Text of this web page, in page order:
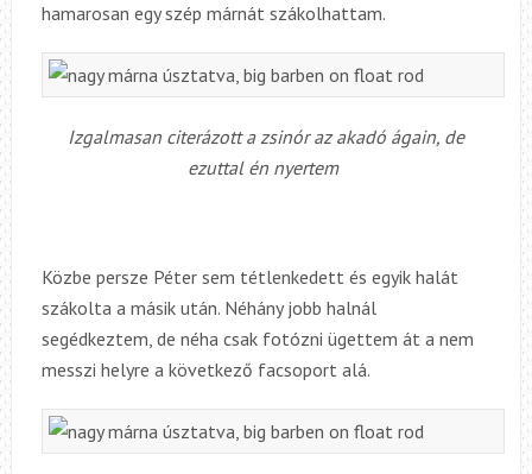
hamarosan egy szép márnát szákolhattam.
Izgalmasan citerázott a zsinór az akadó ágain, de
ezuttal én nyertem
Közbe persze Péter sem tétlenkedett és egyik halát
szákolta a másik után. Néhány jobb halnál
segédkeztem, de néha csak fotózni ügettem át a nem
messzi helyre a következő facsoport alá.